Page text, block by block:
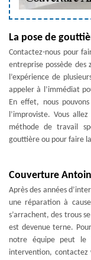
La pose de
Contactez-nous pour
entreprise possède des
l’expérience de
appeler à l’immédiat
En effet, nous
l’improviste. Vous
méthode de travail
gouttière ou pour faire
Couverture
Après des années
une réparation à
s’arrachent, des trous
est devenue terne.
notre équipe peut le
intervention, contactez